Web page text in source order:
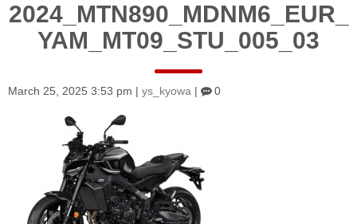
g
a
2024_MTN890_MDNM6_EUR_
YAM_MT09_STU_005_03
March 25, 2025 3:53 pm ys_kyowa 0